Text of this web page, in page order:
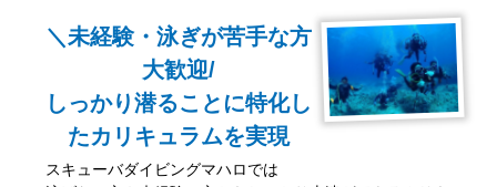
＼未経験・泳ぎが苦手な方
大歓迎/
しっかり潜ることに特化し
たカリキュラムを実現
スキューバダイビングマハロでは